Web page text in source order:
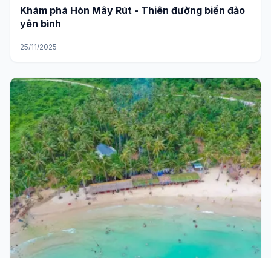
Khám phá Hòn Mây Rút - Thiên đường biển đảo
yên bình
25/11/2025